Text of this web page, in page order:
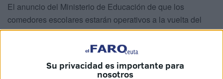
Su privacidad es importante para
nosotros
El anuncio del Ministerio de Educación de que los
comedores escolares estarán operativos a la vuelta del
puente no ha sido acogido de buen agrado por el PSOE.
En un comunicado han informado de que, además de no
creerse dicha promesa, en el Pleno del próximo martes